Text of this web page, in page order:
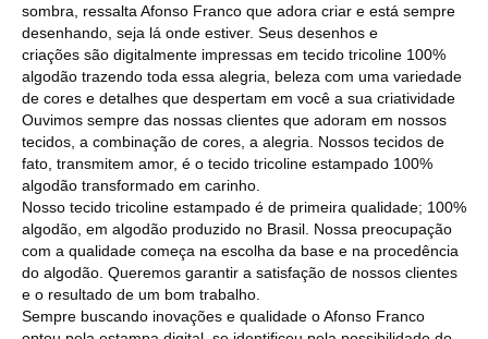
sombra, ressalta Afonso Franco que adora criar e está sempre
desenhando, seja lá onde estiver. Seus desenhos e
criações são digitalmente impressas em tecido tricoline 100%
algodão trazendo toda essa alegria, beleza com uma variedade
de cores e detalhes que despertam em você a sua criatividade
Ouvimos sempre das nossas clientes que adoram em nossos
tecidos, a combinação de cores, a alegria. Nossos tecidos de
fato, transmitem amor, é o tecido tricoline estampado 100%
algodão transformado em carinho.
Nosso tecido tricoline estampado é de primeira qualidade; 100%
algodão, em algodão produzido no Brasil. Nossa preocupação
com a qualidade começa na escolha da base e na procedência
do algodão. Queremos garantir a satisfação de nossos clientes
e o resultado de um bom trabalho.
Sempre buscando inovações e qualidade o Afonso Franco